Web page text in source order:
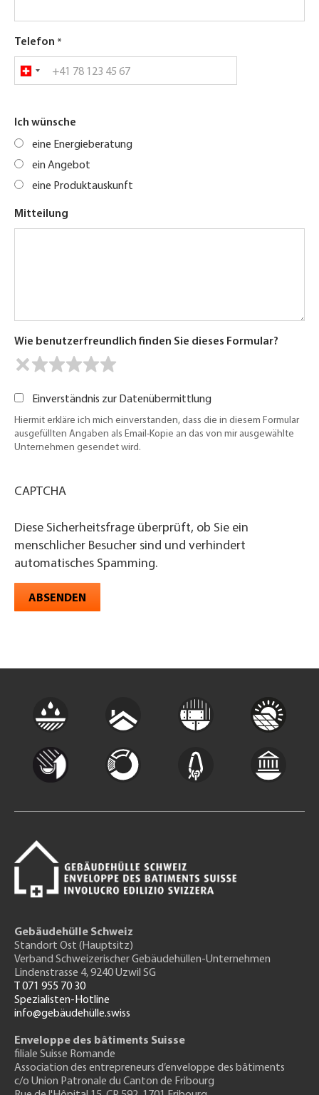
Telefon
Ich wünsche
eine Energieberatung
ein Angebot
eine Produktauskunft
Mitteilung
Wie benutzerfreundlich finden Sie dieses Formular?
Einverständnis zur Datenübermittlung
Hiermit erkläre ich mich einverstanden, dass die in diesem Formular
ausgefüllten Angaben als Email-Kopie an das von mir ausgewählte
Unternehmen gesendet wird.
CAPTCHA
Diese Sicherheitsfrage überprüft, ob Sie ein
menschlicher Besucher sind und verhindert
automatisches Spamming.
ABSENDEN
Gebäudehülle Schweiz
Standort Ost (Hauptsitz)
Verband Schweizerischer Gebäudehüllen-Unternehmen
Lindenstrasse 4, 9240 Uzwil SG
T 071 955 70 30
Spezialisten-Hotline
info@gebäudehülle.swiss
Enveloppe des bâtiments Suisse
filiale Suisse Romande
Association des entrepreneurs d’enveloppe des bâtiments
c/o Union Patronale du Canton de Fribourg